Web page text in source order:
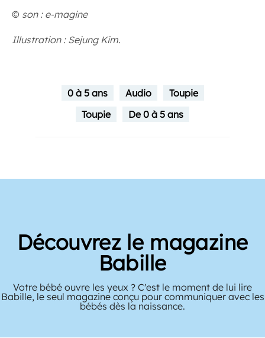
© son : e-magine
Illustration : Sejung Kim.
0 à 5 ans Audio
Toupie
Toupie
De 0 à 5 ans
Découvrez le magazine
Babille
Votre bébé ouvre les yeux ? C'est le moment de lui lire
Babille, le seul magazine conçu pour communiquer avec les
bébés dès la naissance.